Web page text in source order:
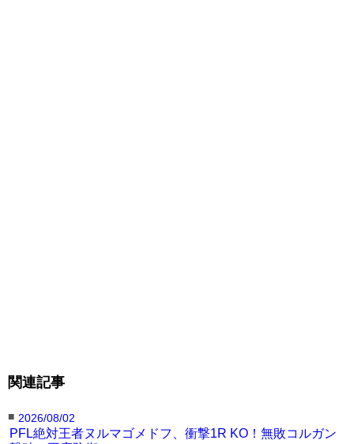
関連記事
■ 2026/08/02
PFL絶対王者ヌルマゴメドフ、衝撃1R KO！無敗コルガン